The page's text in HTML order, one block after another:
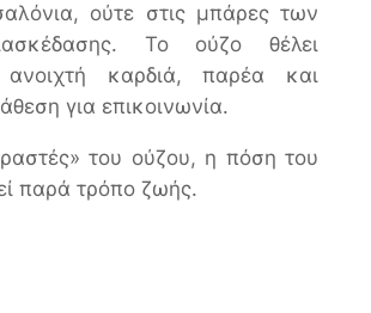
ούτε στις μπάρες των
Το ούζο θέλει
ανοιχτή καρδιά, παρέα και
για επικοινωνία.
του ούζου, η πόση του
παρά τρόπο ζωής.